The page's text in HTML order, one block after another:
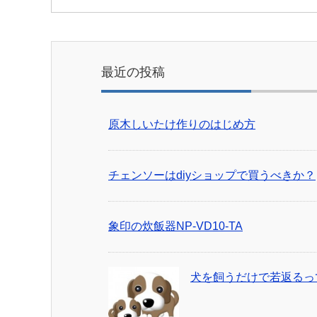
最近の投稿
原木しいたけ作りのはじめ方
チェンソーはdiyショップで買うべきか？
象印の炊飯器NP-VD10-TA
犬を飼うだけで若返る